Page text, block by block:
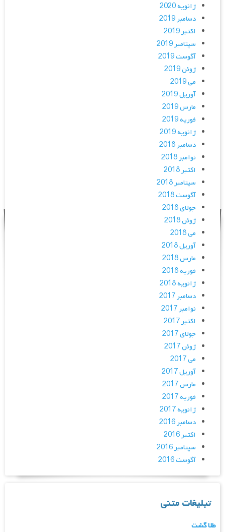
ژانویه 2020
دسامبر 2019
اکتبر 2019
سپتامبر 2019
آگوست 2019
ژوئن 2019
می 2019
آوریل 2019
مارس 2019
فوریه 2019
ژانویه 2019
دسامبر 2018
نوامبر 2018
اکتبر 2018
سپتامبر 2018
آگوست 2018
جولای 2018
ژوئن 2018
می 2018
آوریل 2018
مارس 2018
فوریه 2018
ژانویه 2018
دسامبر 2017
نوامبر 2017
اکتبر 2017
جولای 2017
ژوئن 2017
می 2017
آوریل 2017
مارس 2017
فوریه 2017
ژانویه 2017
دسامبر 2016
اکتبر 2016
سپتامبر 2016
آگوست 2016
تبلیغات متنی
طلا گشت